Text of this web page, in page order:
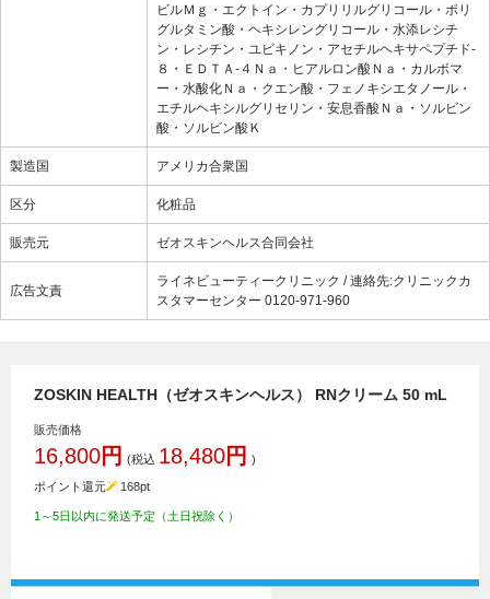
ビルＭｇ・エクトイン・カプリリルグリコール・ポリ
グルタミン酸・ヘキシレングリコール・水添レシチ
ン・レシチン・ユビキノン・アセチルヘキサペプチド-
８・ＥＤＴＡ-４Ｎａ・ヒアルロン酸Ｎａ・カルボマ
ー・水酸化Ｎａ・クエン酸・フェノキシエタノール・
エチルヘキシルグリセリン・安息香酸Ｎａ・ソルビン
酸・ソルビン酸Ｋ
製造国 アメリカ合衆国
区分 化粧品
販売元 ゼオスキンヘルス合同会社
広告文責
ライネビューティークリニック / 連絡先:クリニックカ
スタマーセンター 0120-971-960
ZOSKIN HEALTH（ゼオスキンヘルス） RNクリーム 50 mL
販売価格
16,800円 (税込 18,480円 )
ポイント還元 168pt
1～5日以内に発送予定（土日祝除く）